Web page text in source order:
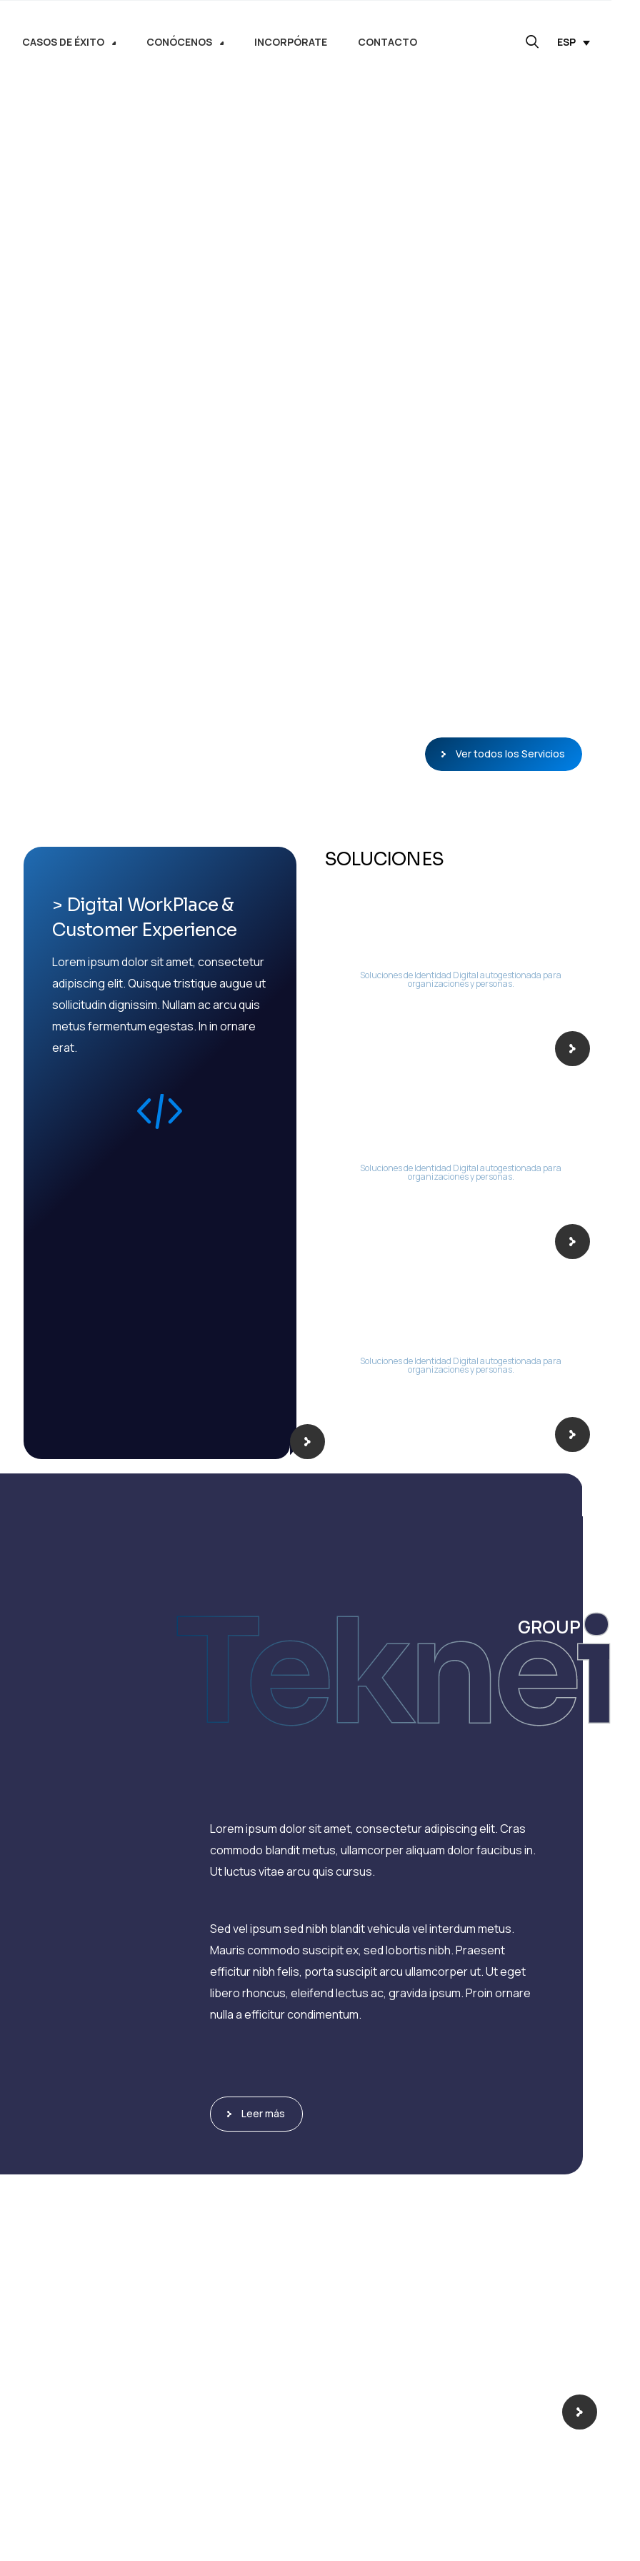
CASOS DE ÉXITO CONÓCENOS INCORPÓRATE CONTACTO ESP
Ver todos los Servicios
> Digital WorkPlace &
Customer Experience​
Lorem ipsum dolor sit amet, consectetur
adipiscing elit. Quisque tristique augue ut
sollicitudin dignissim. Nullam ac arcu quis
metus fermentum egestas. In in ornare
erat.
SOLUCIONES
Soluciones de Identidad Digital autogestionada para
organizaciones y personas.
Soluciones de Identidad Digital autogestionada para
organizaciones y personas.
Soluciones de Identidad Digital autogestionada para
organizaciones y personas.
Teknei
GROUP
Lorem ipsum dolor sit amet, consectetur adipiscing elit. Cras
commodo blandit metus, ullamcorper aliquam dolor faucibus in.
Ut luctus vitae arcu quis cursus.
Sed vel ipsum sed nibh blandit vehicula vel interdum metus.
Mauris commodo suscipit ex, sed lobortis nibh. Praesent
efficitur nibh felis, porta suscipit arcu ullamcorper ut. Ut eget
libero rhoncus, eleifend lectus ac, gravida ipsum. Proin ornare
nulla a efficitur condimentum.
Leer más